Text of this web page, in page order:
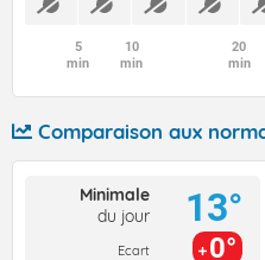
5
min
10
min
20
min
Comparaison aux
Minimale
du jour
Ecart
13°
0°